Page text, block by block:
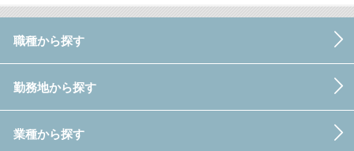
職種から探す
勤務地から探す
業種から探す